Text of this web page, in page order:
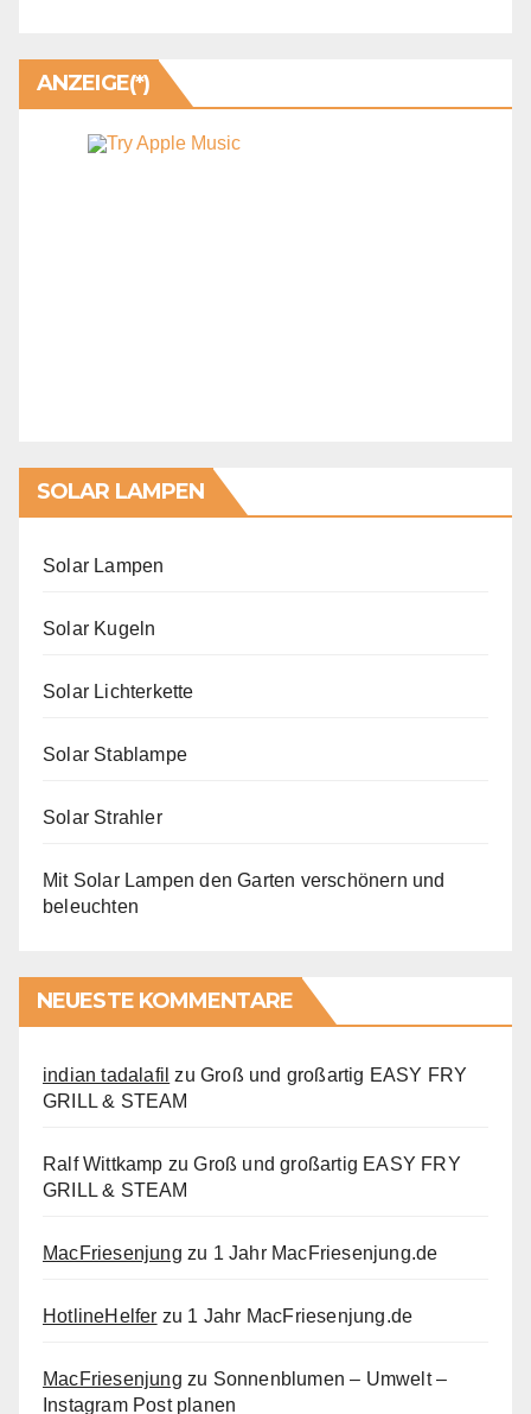
ANZEIGE(*)
SOLAR LAMPEN
Solar Lampen
Solar Kugeln
Solar Lichterkette
Solar Stablampe
Solar Strahler
Mit Solar Lampen den Garten verschönern und
beleuchten
NEUESTE KOMMENTARE
indian tadalafil zuGroß und großartig EASY FRY
GRILL & STEAM
Ralf Wittkamp zuGroß und großartig EASY FRY
GRILL & STEAM
MacFriesenjung zu 1 Jahr MacFriesenjung.de
HotlineHelfer zu 1 Jahr MacFriesenjung.de
MacFriesenjung zu Sonnenblumen – Umwelt –
Instagram Post planen